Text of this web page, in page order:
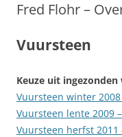
Fred Flohr –
Vuursteen
Keuze uit ingezonden
Vuursteen winter
Vuursteen lente 2009
Vuursteen herfst 2011